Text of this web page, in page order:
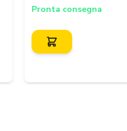
Pronta consegna